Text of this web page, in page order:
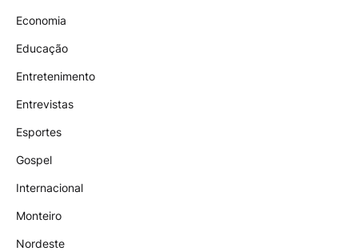
Economia
Educação
Entretenimento
Entrevistas
Esportes
Gospel
Internacional
Monteiro
Nordeste